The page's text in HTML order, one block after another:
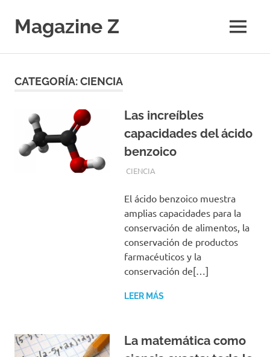
contenido
Magazine Z
Tecnología,
Diario
Digital
MENÚ
CATEGORÍA:CIENCIA
Las increíbles
capacidades del ácido
benzoico
NOVIEMBRE 5, 2019
REDACCIONES
CIENCIA
El ácido benzoico muestra
amplias capacidades para la
conservación de alimentos, la
conservación de productos
farmacéuticos y la
conservación de[…]
LEER MÁS
La matemática como